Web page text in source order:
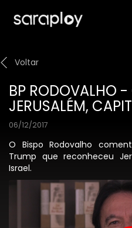
Voltar
BP RODOVALHO
JERUSALÉM,
06/12/2017
O Bispo Rodovalho
Trump que reconheceu
Israel.